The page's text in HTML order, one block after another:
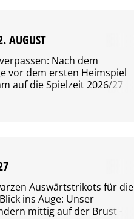
AUGUST
Nach dem
vor dem ersten Heimspiel
auf die Spielzeit 2026/27
die Geschäftsführung
Sportgemeinschaft zur
Auswärtstrikots für die
ins Auge: Unser
mittig auf der Brust -